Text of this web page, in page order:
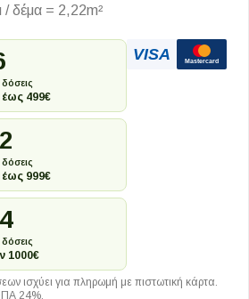
/ δέμα = 2,22m²
499€
999€
1000€
VISA Mastercard
ισχύει για πληρωμή με πιστωτική κάρτα.
24%.